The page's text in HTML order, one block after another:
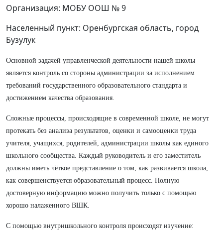
Организация: МОБУ ООШ № 9
Населенный пункт: Оренбургская область, город
Бузулук
Основной задачей управленческой деятельности нашей школы
является контроль со стороны администрации за исполнением
требований государственного образовательного стандарта и
достижением качества образования.
Сложные процессы, происходящие в современной школе, не могут
протекать без анализа результатов, оценки и самооценки труда
учителя, учащихся, родителей, администрации школы как единого
школьного сообщества. Каждый руководитель и его заместитель
должны иметь чёткое представление о том, как развивается школа,
как совершенствуется образовательный процесс. Полную
достоверную информацию можно получить только с помощью
хорошо налаженного ВШК.
С помощью внутришкольного контроля происходят изучение: